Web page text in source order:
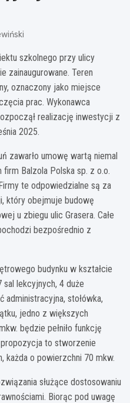
szkolnego przy ulicy
zainaugurowane. Teren
oznaczony jako miejsce
prac. Wykonawca
realizację inwestycji z
2025.
zawarło umowę wartą niemal
Balzola Polska sp. z o.o.
te odpowiedzialne są za
który obejmuje budowę
u zbiegu ulic Grasera. Całe
bezpośrednio z
budynku w kształcie
sal lekcyjnych, 4 duże
stołówka,
jedno z większych
będzie pełniło funkcję
to stworzenie
każda o powierzchni 70 mkw.
służące dostosowaniu
Biorąc pod uwagę